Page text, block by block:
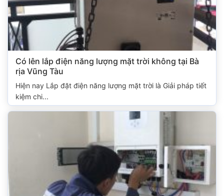
Có lên lắp điện năng lượng mặt trời không tại Bà
rịa Vũng Tàu
Hiện nay Lắp đặt điện năng lượng mặt trời là Giải pháp tiết
kiệm chi...